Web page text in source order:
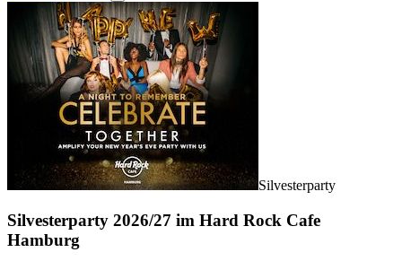
Silvesterparty
Silvesterparty 2026/27 im Hard Rock Cafe
Hamburg